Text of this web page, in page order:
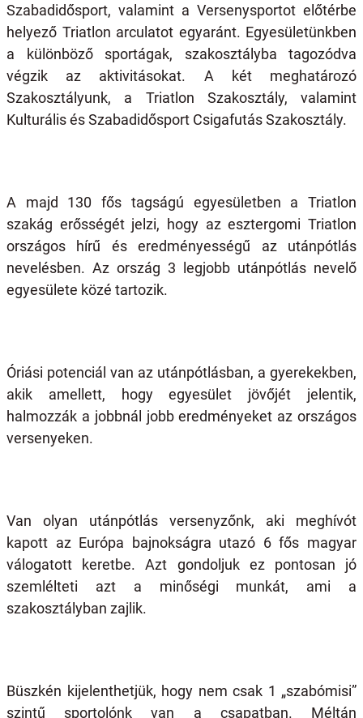
Szabadidősport, valamint a Versenysportot előtérbe
helyező Triatlon arculatot egyaránt. Egyesületünkben
a különböző sportágak, szakosztályba tagozódva
végzik az aktivitásokat. A két meghatározó
Szakosztályunk, a Triatlon Szakosztály, valamint
Kulturális és Szabadidősport Csigafutás Szakosztály.
A majd 130 fős tagságú egyesületben a Triatlon
szakág erősségét jelzi, hogy az esztergomi Triatlon
országos hírű és eredményességű az utánpótlás
nevelésben. Az ország 3 legjobb utánpótlás nevelő
egyesülete közé tartozik.
Óriási potenciál van az utánpótlásban, a gyerekekben,
akik amellett, hogy egyesület jövőjét jelentik,
halmozzák a jobbnál jobb eredményeket az országos
versenyeken.
Van olyan utánpótlás versenyzőnk, aki meghívót
kapott az Európa bajnokságra utazó 6 fős magyar
válogatott keretbe. Azt gondoljuk ez pontosan jó
szemlélteti azt a minőségi munkát, ami a
szakosztályban zajlik.
Büszkén kijelenthetjük, hogy nem csak 1 „szabómisi”
szintű sportolónk van a csapatban. Méltán